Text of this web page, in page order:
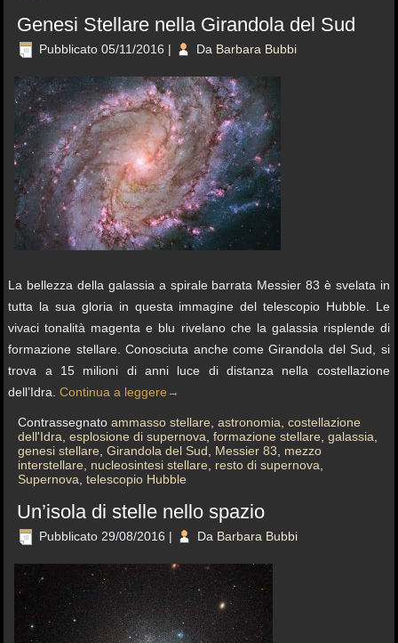
Genesi Stellare nella Girandola del Sud
Pubblicato 05/11/2016 | Da Barbara Bubbi
La bellezza della galassia a spirale barrata Messier 83 è svelata in
tutta la sua gloria in questa immagine del telescopio Hubble. Le
vivaci tonalità magenta e blu rivelano che la galassia risplende di
formazione stellare. Conosciuta anche come Girandola del Sud, si
trova a 15 milioni di anni luce di distanza nella costellazione
dell’Idra.Continua a leggere →
Contrassegnato ammasso stellare ,astronomia ,costellazione
dell'Idra ,esplosione di supernova ,formazione stellare ,galassia
genesi stellare ,Girandola del Sud Messier 83
mezzo
interstellare
nucleosintesi stellare resto di supernova
Supernova ,telescopio Hubble
Un’isola di stelle nello spazio
Pubblicato 29/08/2016 | Da Barbara Bubbi